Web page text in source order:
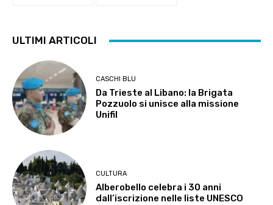
ULTIMI ARTICOLI
CASCHI BLU
Da Trieste al Libano: la Brigata
Pozzuolo si unisce alla missione
Unifil
CULTURA
Alberobello celebra i 30 anni
dall’iscrizione nelle liste UNESCO